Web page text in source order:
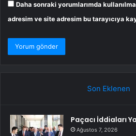
Daha sonraki yorumlarımda
adresim ve site adresim bu tarayıcıya
Son Eklenen
Paçacı İddiaları
Ağustos 7, 2026